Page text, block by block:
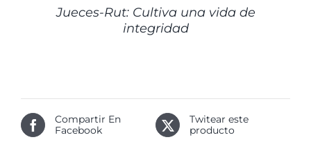
Jueces-Rut: Cultiva una vida de
integridad
Compartir En
Facebook
Twitear este
producto